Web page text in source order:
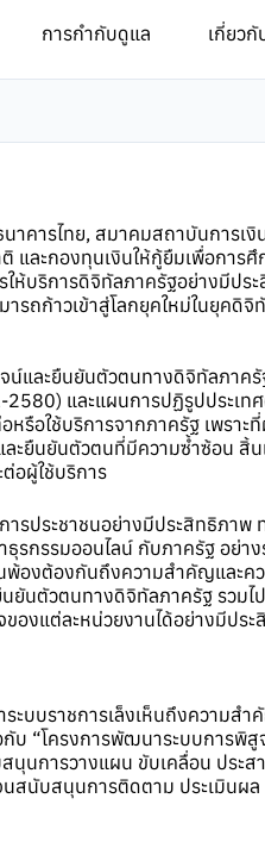
การกำกับดูแล เกี่ยวกั
คารไทย, สมาคมสถาบันการเงิ
ละกองทุนเงินให้กู้ยืมเพื่อการ
ห้บริการดิจิทัลภาครัฐอย่างมีปร
รถก้าวเข้าสู่โลกยุคใหม่ในยุคดิจิ
และยืนยันตัวตนทางดิจิทัลภาครั
และแผนการปฏิรูปประเท
รือใช้บริการจากภาครัฐ เพราะ
ะยืนยันตัวตนที่มีความซ้ำซ้อน สิ้น
อผู้ใช้บริการ
รประชาชนอย่างมีประสิทธิภาพ
กรรมออนไลน์ กับภาครัฐ อย่าง
องต้องกันถึงความสำคัญและค
นตัวตนทางดิจิทัลภาครัฐ รวมไ
องแต่ละหน่วยงานได้อย่างมีปร
ะบบราชการเล็งเห็นถึงความส
บ “โครงการพัฒนาระบบการพิ
นการวางแผน ขับเคลื่อน ประส
สนับสนุนการติดตาม ประเมินผ